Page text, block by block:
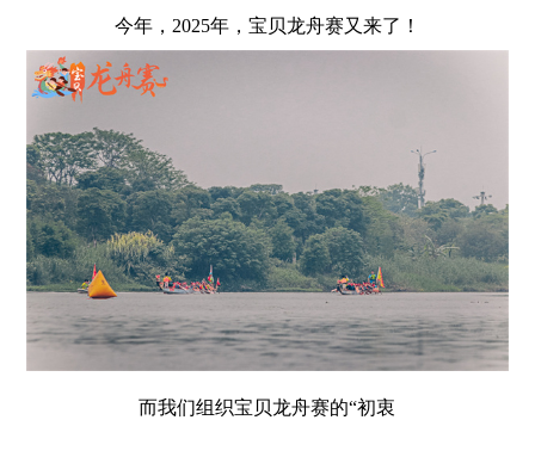
今年，2025年，宝贝龙舟赛又来了！
而我们组织宝贝龙舟赛的“初衷